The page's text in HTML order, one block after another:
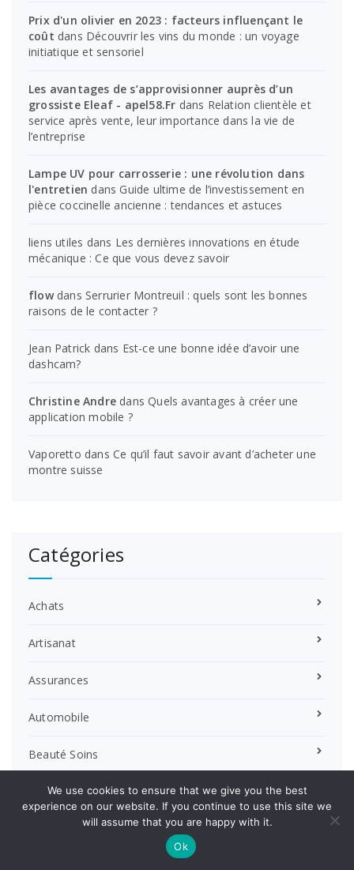
Prix d'un olivier en 2023 : facteurs influençant le
coût dans Découvrir les vins du monde : un voyage
initiatique et sensoriel
Les avantages de s’approvisionner auprès d’un
grossiste Eleaf - apel58.Fr dans Relation clientèle et
service après vente, leur importance dans la vie de
l’entreprise
Lampe UV pour carrosserie : une révolution dans
l'entretien dans Guide ultime de l’investissement en
pièce coccinelle ancienne : tendances et astuces
liens utiles dans Les dernières innovations en étude
mécanique : Ce que vous devez savoir
flowdans Serrurier Montreuil : quels sont les bonnes
raisons de le contacter ?
Jean Patrick dans Est-ce une bonne idée d’avoir une
dashcam?
Christine Andre dansQuels avantages à créer une
application mobile ?
Vaporetto dansCe qu’il faut savoir avant d’acheter une
montre suisse
Catégories
Achats
Artisanat
Assurances
Automobile
Beauté Soins
Coaching
Construction
We use cookies to ensure that we give you the best
experience on our website. If you continue to use this site we
will assume that you are happy with it.
Ok